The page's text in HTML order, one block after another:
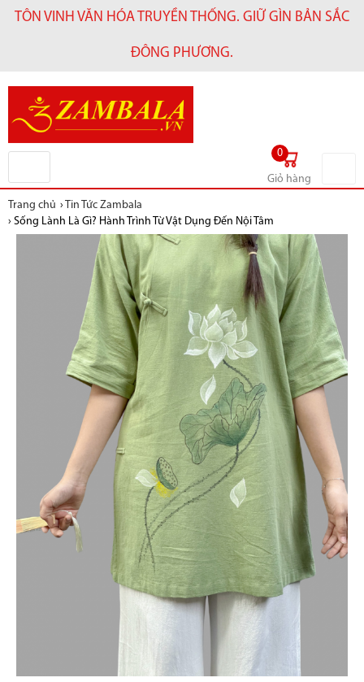
TÔN VINH VĂN HÓA TRUYỀN THỐNG. GIỮ GÌN BẢN SẮC
ĐÔNG PHƯƠNG.
0
Giỏ hàng
Trang chủ ›
Tin Tức Zambala
› Sống Lành Là Gì? Hành Trình Từ Vật Dụng Đến Nội Tâm